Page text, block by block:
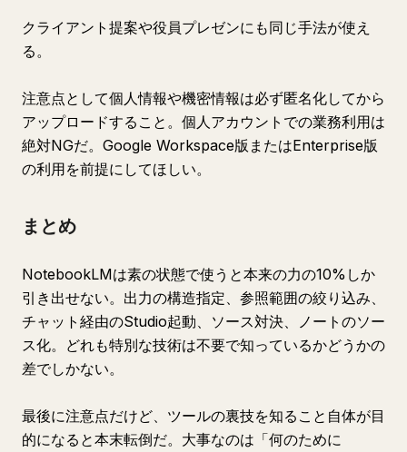
クライアント提案や役員プレゼンにも同じ手法が使え
る。
注意点として個人情報や機密情報は必ず匿名化してから
アップロードすること。個人アカウントでの業務利用は
絶対NGだ。Google Workspace版またはEnterprise版
の利用を前提にしてほしい。
まとめ
NotebookLMは素の状態で使うと本来の力の10%しか
引き出せない。出力の構造指定、参照範囲の絞り込み、
チャット経由のStudio起動、ソース対決、ノートのソー
ス化。どれも特別な技術は不要で知っているかどうかの
差でしかない。
最後に注意点だけど、ツールの裏技を知ること自体が目
的になると本末転倒だ。大事なのは「何のために